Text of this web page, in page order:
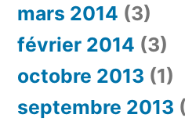
mars 2014 (3)
février 2014 (3)
octobre 2013 (1)
septembre 2013